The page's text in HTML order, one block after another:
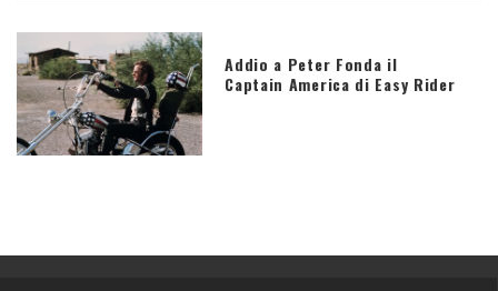
Addio a Peter Fonda il
Captain America di Easy Rider